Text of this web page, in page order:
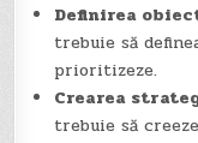
Definirea
trebuie să
prioritizeze.
Crearea
trebuie să